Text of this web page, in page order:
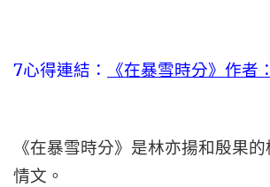
7心得連結： 《在暴雪時分》作者
《在暴雪時分》是林亦揚和殷果
情文。